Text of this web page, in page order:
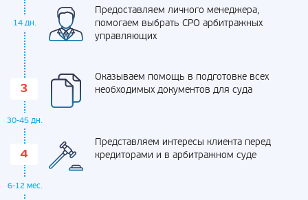
14 дн.
Предоставляем личного менеджера,
помогаем выбрать СРО арбитражных
управляющих
30-45 дн.
Оказываем помощь в подготовке всех
необходимых документов для суда
6-12 мес.
Представляем интересы клиента перед
кредиторами и в арбитражном суде